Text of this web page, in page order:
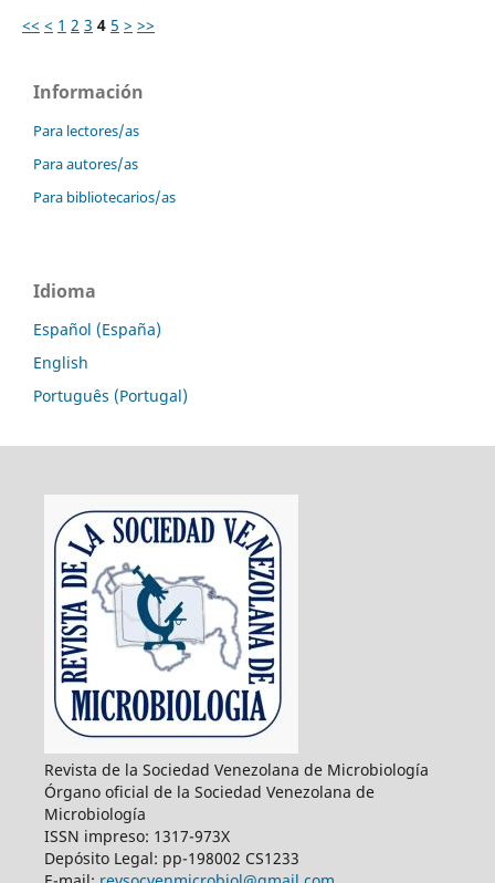
<< < 1 2 3 4 5 > >>
Información
Para lectores/as
Para autores/as
Para bibliotecarios/as
Idioma
Español (España)
English
Português (Portugal)
Revista de la Sociedad Venezolana de Microbiología
Órgano oficial de la Sociedad Venezolana de
Microbiología
ISSN impreso: 1317-973X
Depósito Legal: pp-198002 CS1233